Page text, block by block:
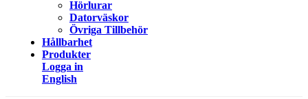
Hörlurar
Datorväskor
Övriga Tillbehör
Hållbarhet
Produkter
Logga in
English